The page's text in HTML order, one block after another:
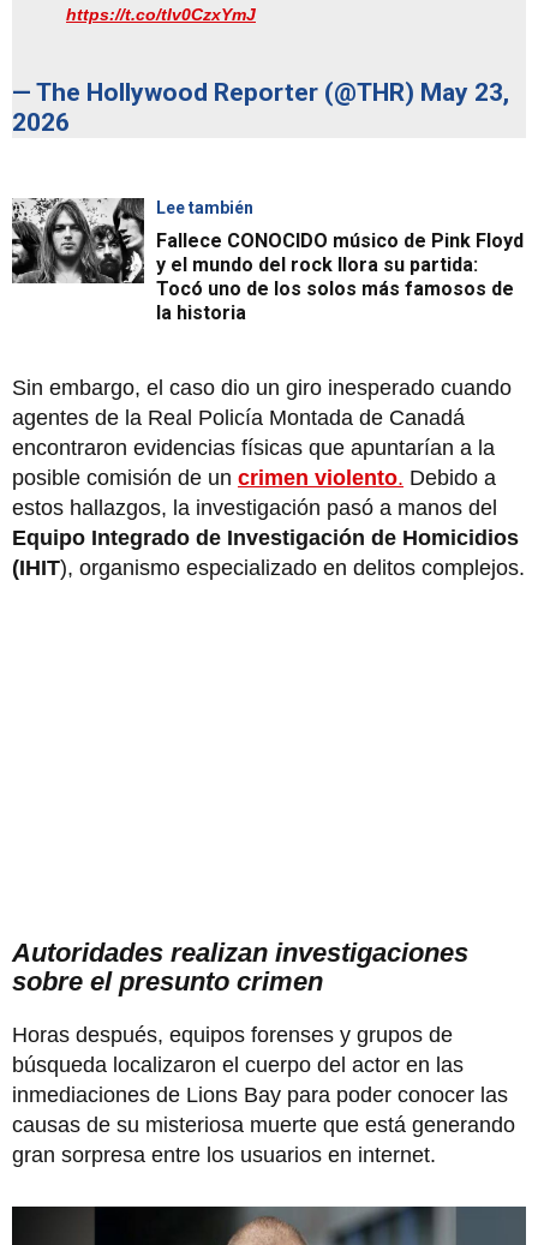
https://t.co/tIv0CzxYmJ
— The Hollywood Reporter (@THR) May 23,
2026
Lee también
Fallece CONOCIDO músico de Pink Floyd
y el mundo del rock llora su partida:
Tocó uno de los solos más famosos de
la historia
Sin embargo, el caso dio un giro inesperado cuando
agentes de la Real Policía Montada de Canadá
encontraron evidencias físicas que apuntarían a la
posible comisión de un crimen violento. Debido a
estos hallazgos, la investigación pasó a manos del
Equipo Integrado de Investigación de Homicidios
(IHIT), organismo especializado en delitos complejos.
Autoridades realizan investigaciones
sobre el presunto crimen
Horas después, equipos forenses y grupos de
búsqueda localizaron el cuerpo del actor en las
inmediaciones de Lions Bay para poder conocer las
causas de su misteriosa muerte que está generando
gran sorpresa entre los usuarios en internet.